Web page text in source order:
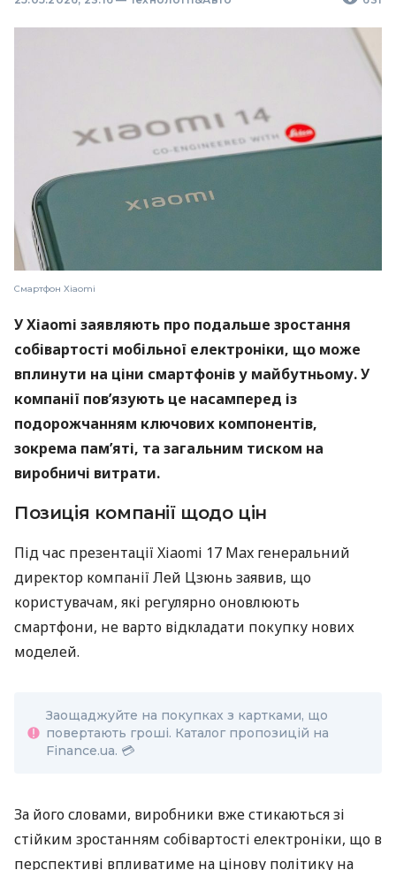
Смартфон Xiaomi
У Xiaomi заявляють про подальше зростання
собівартості мобільної електроніки, що може
вплинути на ціни смартфонів у майбутньому. У
компанії пов’язують це насамперед із
подорожчанням ключових компонентів,
зокрема пам’яті, та загальним тиском на
виробничі витрати.
Позиція компанії щодо цін
Під час презентації Xiaomi 17 Max генеральний
директор компанії Лей Цзюнь заявив, що
користувачам, які регулярно оновлюють
смартфони, не варто відкладати покупку нових
моделей.
Заощаджуйте на покупках з картками, що
повертають гроші. Каталог пропозицій на
Finance.ua. 💳
За його словами, виробники вже стикаються зі
стійким зростанням собівартості електроніки, що в
перспективі впливатиме на цінову політику на